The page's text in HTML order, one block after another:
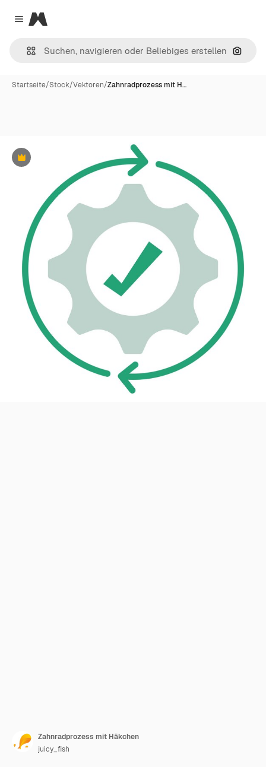
Close menu
Magnific
Nach
Startseite/Stock/Vektoren/Zahnradprozess mit H…
Premium
Zahnradprozess mit Häkchen
juicy_fish